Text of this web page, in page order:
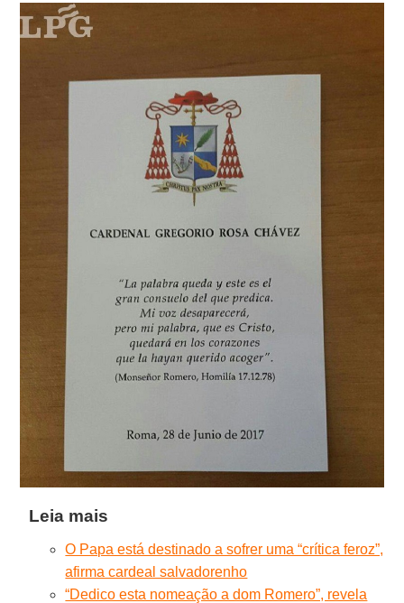
Leia mais
O Papa está destinado a sofrer uma “crítica feroz”,
afirma cardeal salvadorenho
“Dedico esta nomeação a dom Romero”, revela